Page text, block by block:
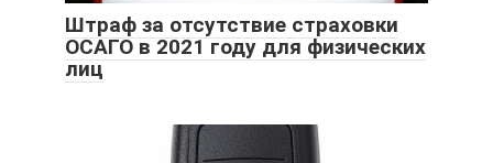
Штраф за отсутствие страховки
ОСАГО в 2021 году для физических
лиц